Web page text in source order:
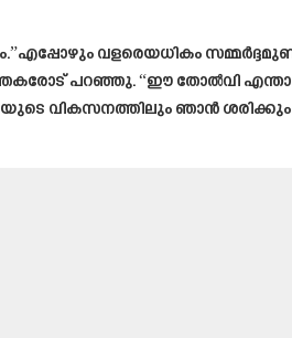
വളരെയധികം
പറഞ്ഞു. “ഈ തോൽവി
വികസനത്തിലും ഞാൻ ശരിക്കും